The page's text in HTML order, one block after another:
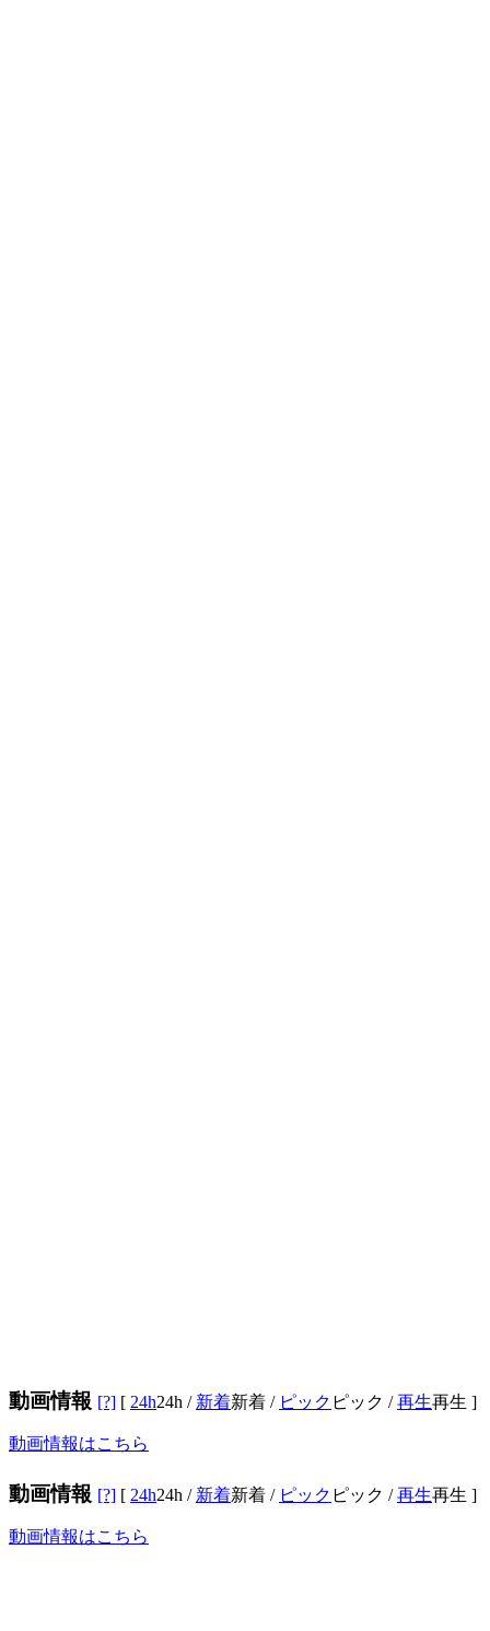
動画情報 [?] [ 24h24h / 新着新着 / ピック ピック /再生再生 ]
動画情報はこちら
動画情報 [?] [ 24h24h / 新着新着 / ピック ピック /再生再生 ]
動画情報はこちら